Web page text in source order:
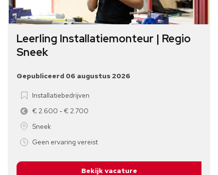
Leerling Installatiemonteur | Regio
Sneek
Gepubliceerd 06 augustus 2026
Installatiebedrijven
€ 2.600 - € 2.700
Sneek
Geen ervaring vereist
Bekijk vacature